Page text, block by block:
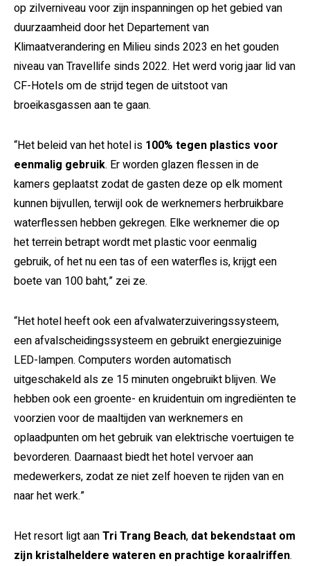
op zilverniveau voor zijn inspanningen op het gebied van
duurzaamheid door het Departement van
Klimaatverandering en Milieu sinds 2023 en het gouden
niveau van Travellife sinds 2022. Het werd vorig jaar lid van
CF-Hotels om de strijd tegen de uitstoot van
broeikasgassen aan te gaan.
“Het beleid van het hotel is 100% tegen plastics voor
eenmalig gebruik. Er worden glazen flessen in de
kamers geplaatst zodat de gasten deze op elk moment
kunnen bijvullen, terwijl ook de werknemers herbruikbare
waterflessen hebben gekregen. Elke werknemer die op
het terrein betrapt wordt met plastic voor eenmalig
gebruik, of het nu een tas of een waterfles is, krijgt een
boete van 100 baht,” zei ze.
“Het hotel heeft ook een afvalwaterzuiveringssysteem,
een afvalscheidingssysteem en gebruikt energiezuinige
LED-lampen. Computers worden automatisch
uitgeschakeld als ze 15 minuten ongebruikt blijven. We
hebben ook een groente- en kruidentuin om ingrediënten te
voorzien voor de maaltijden van werknemers en
oplaadpunten om het gebruik van elektrische voertuigen te
bevorderen. Daarnaast biedt het hotel vervoer aan
medewerkers, zodat ze niet zelf hoeven te rijden van en
naar het werk.”
Het resort ligt aanTri Trang Beach, dat bekendstaat om
zijn kristalheldere wateren en prachtige koraalriffen.